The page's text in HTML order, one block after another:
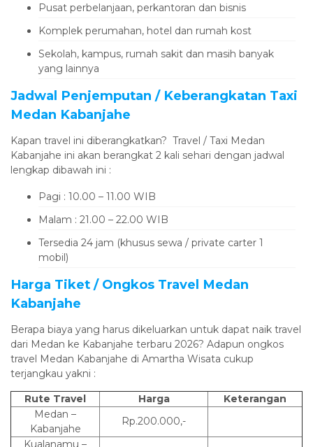
Pusat perbelanjaan, perkantoran dan bisnis
Komplek perumahan, hotel dan rumah kost
Sekolah, kampus, rumah sakit dan masih banyak
yang lainnya
Jadwal Penjemputan / Keberangkatan Taxi
Medan Kabanjahe
Kapan travel ini diberangkatkan? Travel / Taxi Medan
Kabanjahe ini akan berangkat 2 kali sehari dengan jadwal
lengkap dibawah ini :
Pagi : 10.00 – 11.00 WIB
Malam : 21.00 – 22.00 WIB
Tersedia 24 jam (khusus sewa / private carter 1
mobil)
Harga Tiket / Ongkos Travel Medan
Kabanjahe
Berapa biaya yang harus dikeluarkan untuk dapat naik travel
dari Medan ke Kabanjahe terbaru 2026? Adapun ongkos
travel Medan Kabanjahe di Amartha Wisata cukup
terjangkau yakni :
Rute Travel
Harga
Keterangan
Medan –
Kabanjahe
Rp.200.000,-
Kualanamu –